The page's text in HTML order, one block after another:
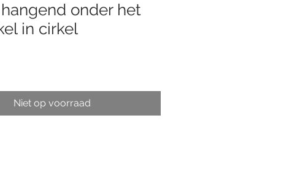
onder het
in cirkel
Niet op voorraad